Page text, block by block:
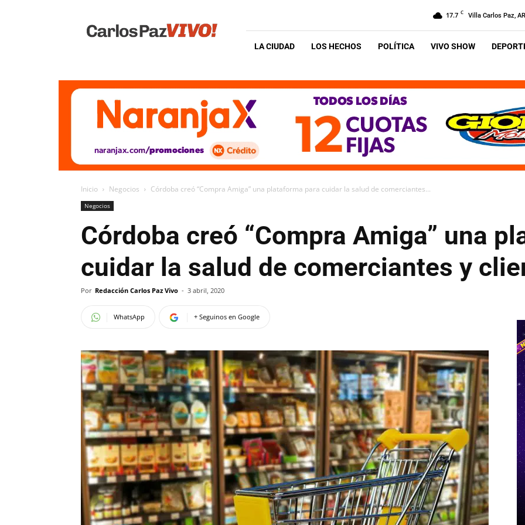
Vivo
17.7 C Villa Carlos Paz, AR
LA CIUDAD LOS HECHOS POLÍTICA VIVO SHOW
Inicio Negocios Córdoba creó “Compra Amiga” una plataforma para cuidar la salud de comerciantes...
Negocios
Córdoba creó “Compra Amiga” una
cuidar la salud de comerciantes y
Por Redacción Carlos Paz Vivo - 3 abril, 2020
WhatsApp + Seguinos en Google